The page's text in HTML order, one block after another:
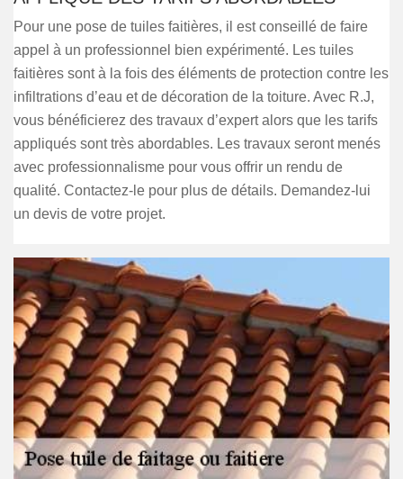
Pour une pose de tuiles faitières, il est conseillé de faire
appel à un professionnel bien expérimenté. Les tuiles
faitières sont à la fois des éléments de protection contre les
infiltrations d’eau et de décoration de la toiture. Avec R.J,
vous bénéficierez des travaux d’expert alors que les tarifs
appliqués sont très abordables. Les travaux seront menés
avec professionnalisme pour vous offrir un rendu de
qualité. Contactez-le pour plus de détails. Demandez-lui
un devis de votre projet.